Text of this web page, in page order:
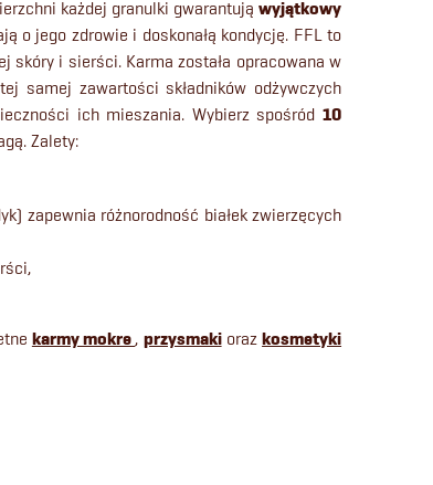
każdej granulki gwarantująwyjątkowy
o jego zdrowie i doskonałą kondycję. FFL to
skóry i sierści. Karma została opracowana w
samej zawartości składników odżywczych
ich mieszania. Wybierz spośród 10
Zalety:
zapewnia różnorodność białek zwierzęcych
karmy mokre, przysmakiorazkosmetyki